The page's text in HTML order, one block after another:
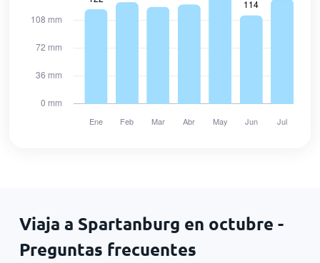
Viaja a Spartanburg en octubre -
Preguntas frecuentes